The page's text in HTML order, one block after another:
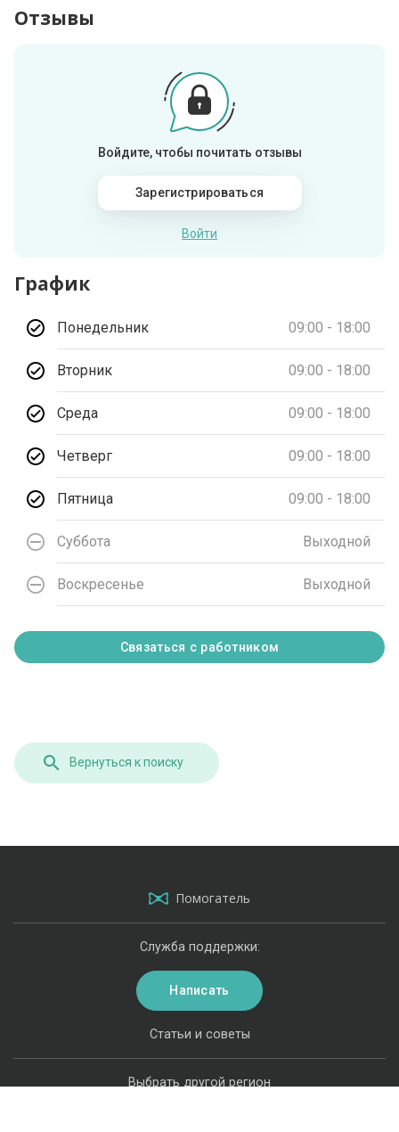
Отзывы
Войдите, чтобы почитать отзывы
Зарегистрироваться
Войти
График
Понедельник 09:00 - 18:00
Вторник 09:00 - 18:00
Среда 09:00 - 18:00
Четверг 09:00 - 18:00
Пятница 09:00 - 18:00
Суббота Выходной
Воскресенье Выходной
Связаться с работником
Вернуться к поиску
Помогатель
Выбрать другой регион
Статьи и советы
Служба поддержки:
Написать